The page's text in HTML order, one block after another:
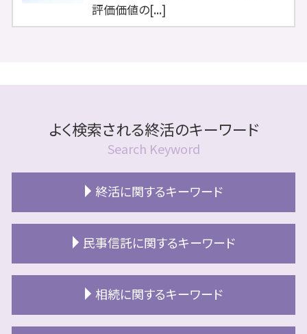
評価価値の[...]
よく検索される終活のキーワード
Search Keyword
終活に関するキーワード
終活 準備
終活 北広島市
エンディングノート 作り方
民事信託に関するキーワード
家族信託 危険
民事信託 売却方法
相続に関するキーワード